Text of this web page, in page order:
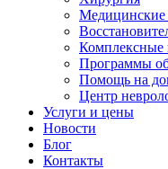
Медицинские
Комплексные
Программы
Помощь на
Центр
Услуги и цены
Новости
Блог
Контакты